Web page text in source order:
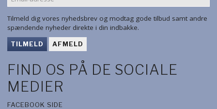
ADRESSE
Tilmeld dig vores nyhedsbrev og modtag gode tilbud samt andre
spændende nyheder direkte i din indbakke.
TILMELD AFMELD
FIND OS PÅ DE SOCIALE
MEDIER
FACEBOOK SIDE